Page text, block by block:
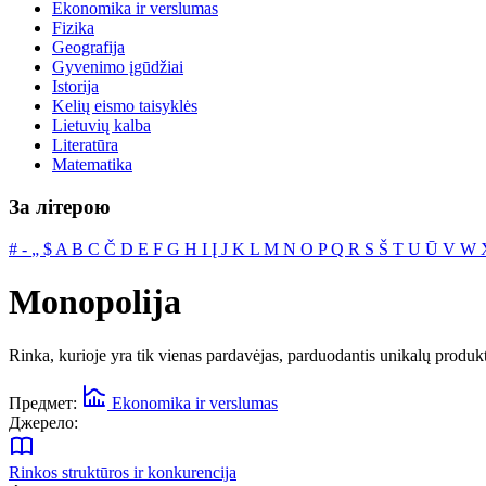
Ekonomika ir verslumas
Fizika
Geografija
Gyvenimo įgūdžiai
Istorija
Kelių eismo taisyklės
Lietuvių kalba
Literatūra
Matematika
За літерою
# ‐ „ $ A B C Č D E F G H I Į J K L M N O PQ R S Š T U Ū V W
Monopolija
Rinka, kurioje yra tik vienas pardavėjas, parduodantis unikalų
Предмет:
Ekonomika ir verslumas
Джерело:
Rinkos struktūros ir konkurencija